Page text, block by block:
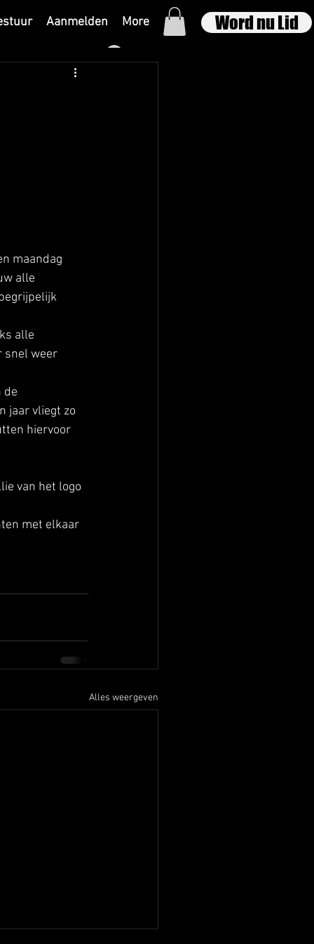
Aanmelden More Word nu Lid
maandag
alle
alle
snel weer
de
jaar vliegt zo
hiervoor
van het logo
met elkaar
Alles weergeven